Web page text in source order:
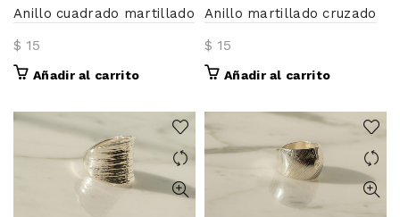
Anillo cuadrado martillado
$ 15
Añadir al carrito
Anillo martillado cruzado
$ 15
Añadir al carrito